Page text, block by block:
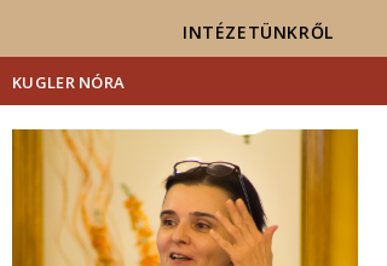
INTÉZETÜNKRŐL
KUGLER NÓRA